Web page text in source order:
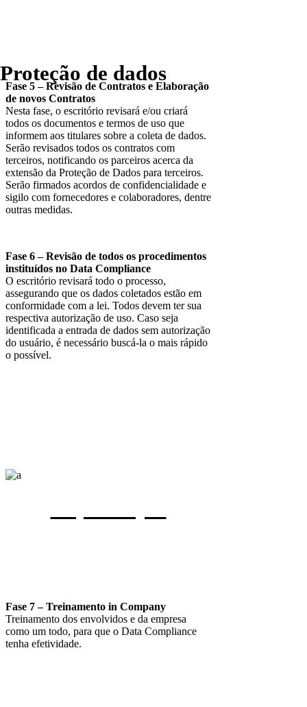
Proteção de dados
Fase 5 – Revisão de Contratos e Elaboração
de novos Contratos
Nesta fase, o escritório revisará e/ou criará
todos os documentos e termos de uso que
informem aos titulares sobre a coleta de dados.
Serão revisados todos os contratos com
terceiros, notificando os parceiros acerca da
extensão da Proteção de Dados para terceiros.
Serão firmados acordos de confidencialidade e
sigilo com fornecedores e colaboradores, dentre
outras medidas.
Fase 6 – Revisão de todos os procedimentos
instituídos no Data Compliance
O escritório revisará todo o processo,
assegurando que os dados coletados estão em
conformidade com a lei. Todos devem ter sua
respectiva autorização de uso. Caso seja
identificada a entrada de dados sem autorização
do usuário, é necessário buscá-la o mais rápido
o possível.
Fase 7 – Treinamento in Company
Treinamento dos envolvidos e da empresa
como um todo, para que o Data Compliance
tenha efetividade.